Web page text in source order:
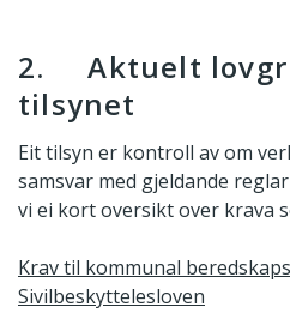
2. Aktuelt
tilsynet
Eit tilsyn er kontroll av om
samsvar med gjeldande
vi ei kort oversikt over krava
Krav til kommunal
Sivilbeskyttelesloven